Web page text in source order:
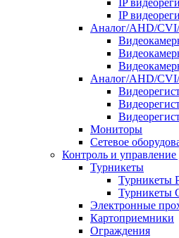
IP
IP
Аналог/AHD/
Аналог/AHD/
Мониторы
Сетевое
Контроль и
Турникеты
Турникеты
Турникеты
Электронные
Картоприемники
Ограждения